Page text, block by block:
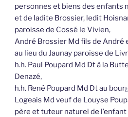
personnes et biens des enfants
et de ladite Brossier, ledit
paroisse de Cossé le Vivien,
André Brossier Md fils de André
au lieu du Jaunay paroisse de
h.h. Paul Poupard Md Dt à la
Denazé,
h.h. René Poupard Md Dt au
Logeais Md veuf de Louyse
père et tuteur naturel de